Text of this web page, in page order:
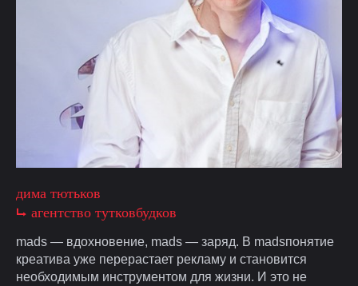
дима тютьков
⮡ агентство тутковбудков
mads — вдохновение, mads — заряд. В madsпонятие
креатива уже перерастает рекламу и становится
необходимым инструментом для жизни. И это не